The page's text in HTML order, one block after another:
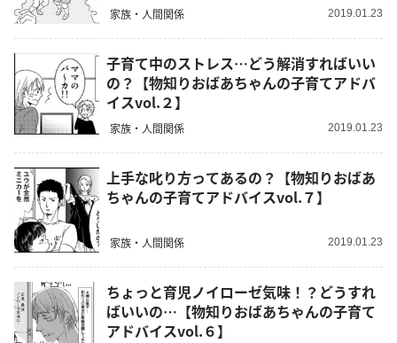
家族・人間関係 2019.01.23
子育て中のストレス…どう解消すればいい
の？【物知りおばあちゃんの子育てアドバ
イスvol.２】
家族・人間関係 2019.01.23
上手な叱り方ってあるの？【物知りおばあ
ちゃんの子育てアドバイスvol.７】
家族・人間関係 2019.01.23
ちょっと育児ノイローゼ気味！？どうすれ
ばいいの…【物知りおばあちゃんの子育て
アドバイスvol.６】